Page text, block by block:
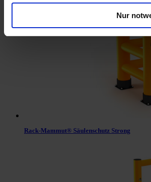
Nur
Rack-Mammut® Säulenschutz Strong